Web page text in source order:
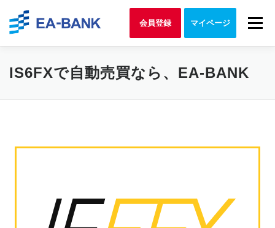
Menu
会員登録 マイページ
IS6FXで自動売買なら、EA-BANK